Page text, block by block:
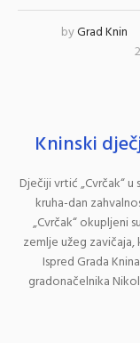
byGrad Knin
Kninski
Dječiji vrtić „Cvrčak“
kruha-dan
„Cvrčak“ okupljeni
zemlje užeg
Ispred Grada
gradonačelnika